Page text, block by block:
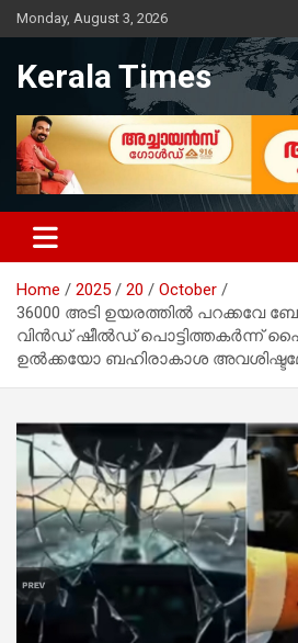
Skip
to
Monday, August 3, 2026
Kerala Times
Home 2025 20
October
36000 അടി ഉയരത്തിൽ പറക്കവേ
വിൻഡ് ഷീൽഡ് പൊട്ടിത്തകർന്ന്
ഉൽക്കയോ ബഹിരാകാശ